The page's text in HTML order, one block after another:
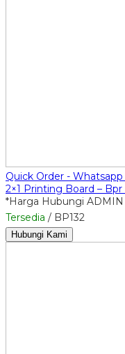
Quick Order - Whatsapp
2×1 Printing Board –
*Harga Hubungi ADMIN
Tersedia / BP132
Hubungi Kami